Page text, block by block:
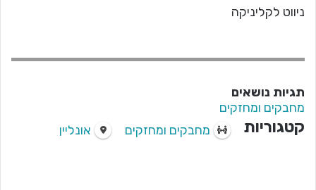
ניווט לקליניקה
תגיות נושאים
מחבקים ומחזקים
קטגוריות מחבקים ומחזקים אונליין